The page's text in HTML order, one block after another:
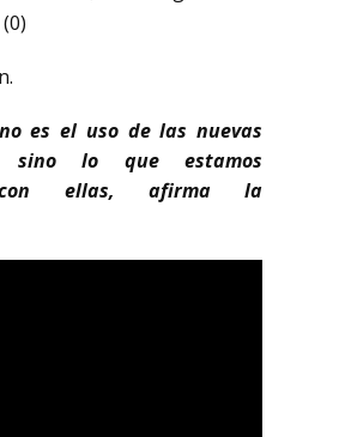
es el uso de las nuevas
sino lo que estamos
con ellas, afirma la